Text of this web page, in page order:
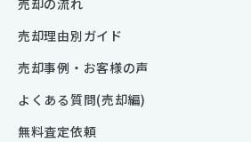
売却の流れ
売却理由別ガイド
売却事例・お客様の声
よくある質問(売却編)
無料査定依頼